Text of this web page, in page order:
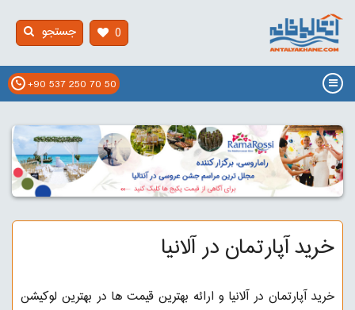
0
+90 537 250 70 50
جستجو
خرید آپارتمان در آلانیا
خرید آپارتمان در آلانیا و ارائه بهترین قیمت ها در بهترین لوکیشن